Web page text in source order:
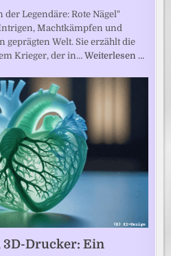
Legendäre: Rote Nägel"
Machtkämpfen und
Welt. Sie erzählt die
Krieger, der in…Weiterlesen …
3D-Drucker: Ein